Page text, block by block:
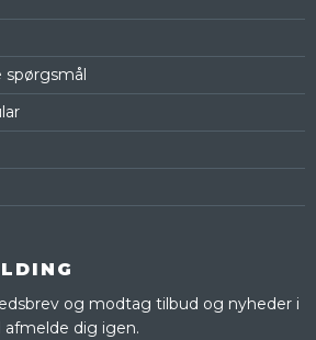
spørgsmål
og modtag tilbud og nyheder i
afmelde dig igen.